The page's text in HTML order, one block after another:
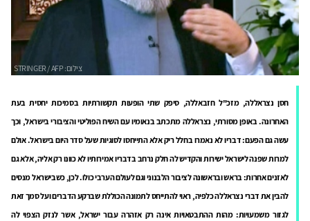
חסן נצראללה, מזכ"ל חזבאללה, סיפק שתי הופעות תקשורתיות בסמיכות יחסית בעת
האחרונה.באופן מסורתי, נצראללה מתכתב בנאומיו עם השיח הפוליטי והציבורי בישראל, וכך
עשה גם הפעם: דבריו לא נאמרו בחלל ריק אלא התייחסו לסוגיות שעל סדר היום בישראל. אולם
למרות שפנה לישראל ישירות והקדיש לה חלק נרחב בדבריו אמירותיו לא כוונו רק אליה, אלא גם
לאזנים אחרות: בראש ובראשונה לציבור הלבנוני וגם לעולם הערבי כולו. לכן, כשבישראל מנסים
להבין את דברי נצראללה כלפיה, ראוי להתייחס לתמונה הכוללת שברקע הדברים ועל סמך זאת
לגזור משמעויות: מהות ההתבטאויות אינה רק אזהרה עבור ישראל, אשר לנזק הצפוי לה